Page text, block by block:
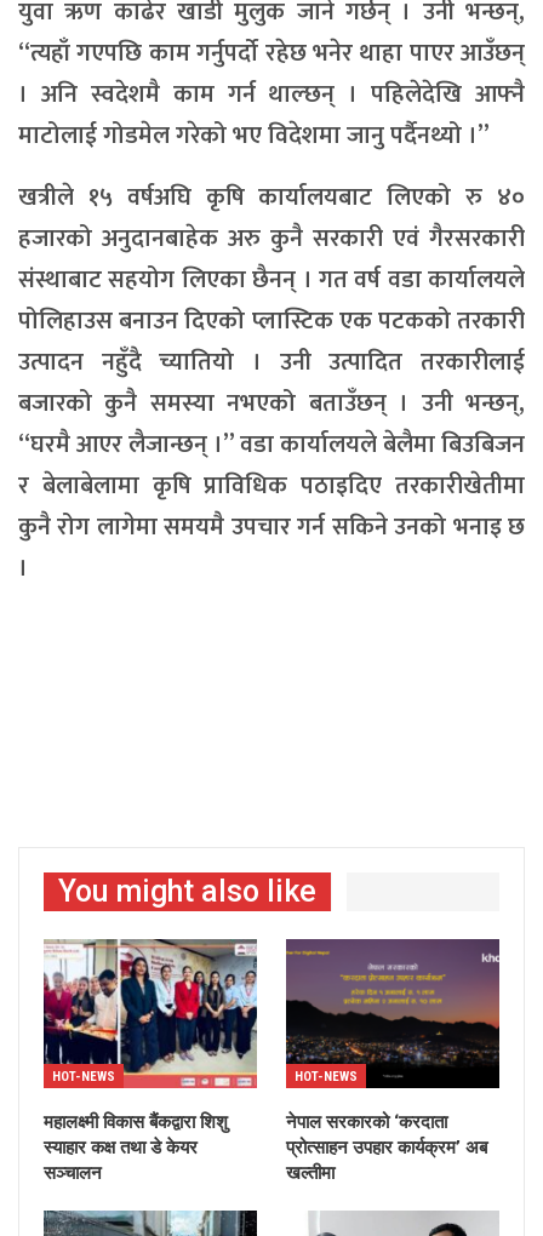
युवा ऋण काढेर खाडी मुलुक जाने गर्छन् । उनी भन्छन्,
‘‘त्यहाँ गएपछि काम गर्नुपर्दो रहेछ भनेर थाहा पाएर आउँछन्
। अनि स्वदेशमै काम गर्न थाल्छन् । पहिलेदेखि आफ्नै
माटोलाई गोडमेल गरेको भए विदेशमा जानु पर्दैनथ्यो ।’’
खत्रीले १५ वर्षअघि कृषि कार्यालयबाट लिएको रु ४०
हजारको अनुदानबाहेक अरु कुनै सरकारी एवं गैरसरकारी
संस्थाबाट सहयोग लिएका छैनन् । गत वर्ष वडा कार्यालयले
पोलिहाउस बनाउन दिएको प्लास्टिक एक पटकको तरकारी
उत्पादन नहुँदै च्यातियो । उनी उत्पादित तरकारीलाई
बजारको कुनै समस्या नभएको बताउँछन् । उनी भन्छन्,
‘‘घरमै आएर लैजान्छन् ।’’ वडा कार्यालयले बेलैमा बिउबिजन
र बेलाबेलामा कृषि प्राविधिक पठाइदिए तरकारीखेतीमा
कुनै रोग लागेमा समयमै उपचार गर्न सकिने उनको भनाइ छ
।
You might also like
HOT-NEWS
महालक्ष्मी विकास बैंकद्वारा शिशु
स्याहार कक्ष तथा डे केयर
सञ्चालन
HOT-NEWS
नेपाल सरकारको ‘करदाता
प्रोत्साहन उपहार कार्यक्रम’ अब
खल्तीमा